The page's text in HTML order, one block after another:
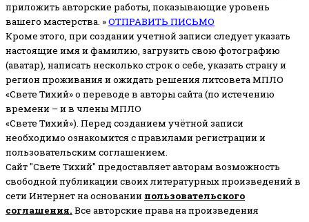
приложить авторские работы, показывающие уровень
вашего мастерства. »ОТПРАВИТЬ ПИСЬМО
Кроме этого, при создании учетной записи следует указать
настоящие имя и фамилию, загрузить свою фотографию
(аватар), написать несколько строк о себе, указать страну и
регион проживания и ожидать решения литсовета МПЛО
«Свете Тихий» о переводе в авторы сайта (по истечению
времени – и в члены МПЛО
«Свете Тихий»). Перед созданием учётной записи
необходимо ознакомится с правилами регистрации и
пользовательским соглашением.
Сайт "Свете Тихий" предоставляет авторам возможность
свободной публикации своих литературных произведений в
сети Интернет на основании пользовательского
соглашения. Все авторские права на произведения